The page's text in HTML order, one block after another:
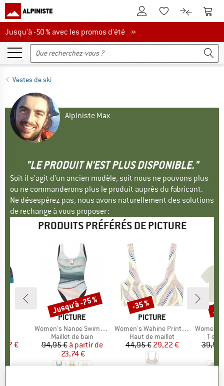
Vers le compte client
Vers la liste
Vers le
Jusqu'à -50 % avec les promos d'été
Jusqu'à -50 % avec les promos d'été »
Vestes de ski
Alpiniste Max
"LE PRODUIT N'EST PLUS DISPONIBLE."
Soit il s'agit d'un ancien modèle, soit nous ne pouvons plus
ou ne commanderons plus le produit auprès du fabricant.
Ne désespérez pas, nous avons naturellement des solutions
de rechange à vous proposer :
PRODUITS PRÉFÉRÉS DE PICTURE
réduit
€
MARQUE
PICTURE
Article
Women's Nanoe Swimsuit
Product group
Maillot de bain
Prix
94,95 € Prix réduit
à partir de
23,74 €
Remise
Jusqu'à -75 %
MARQUE
PICTURE
Article
Women's Wahine Printed Top
Product group
Haut de maillot
Prix
44,95 € Prix réduit
29,22 €
Remise
-35 %
Article
Women's
T-
39,95